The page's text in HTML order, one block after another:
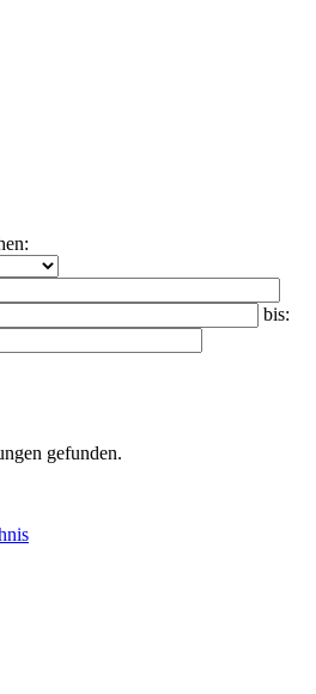
bis:
gefunden.